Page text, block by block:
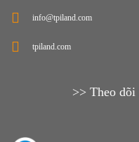
info@tpiland.com
tpiland.com
>> Theo dõi